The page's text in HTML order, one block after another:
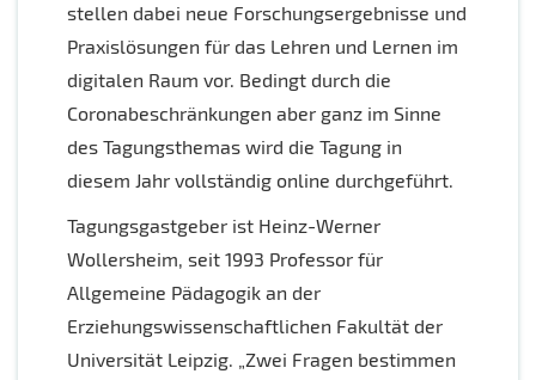
stellen dabei neue Forschungsergebnisse und
Praxislösungen für das Lehren und Lernen im
digitalen Raum vor. Bedingt durch die
Coronabeschränkungen aber ganz im Sinne
des Tagungsthemas wird die Tagung in
diesem Jahr vollständig online durchgeführt.
Tagungsgastgeber ist Heinz-Werner
Wollersheim, seit 1993 Professor für
Allgemeine Pädagogik an der
Erziehungswissenschaftlichen Fakultät der
Universität Leipzig. „Zwei Fragen bestimmen